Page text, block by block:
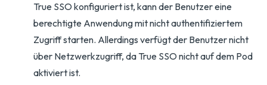
True SSO konfiguriert ist, kann der Benutzer eine
berechtigte Anwendung mit nicht authentifiziertem
Zugriff starten. Allerdings verfügt der Benutzer nicht
über Netzwerkzugriff, da True SSO nicht auf dem Pod
aktiviert ist.